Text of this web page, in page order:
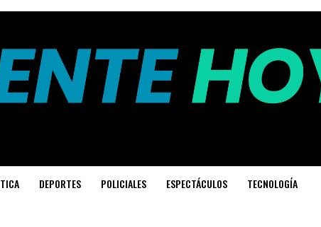
DEPORTES POLICIALES ESPECTÁCULOS TECNOLOGÍA